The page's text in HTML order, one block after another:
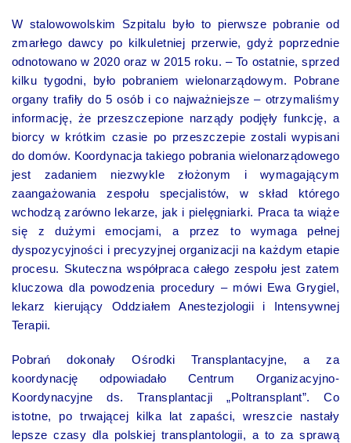
W stalowowolskim Szpitalu było to pierwsze pobranie od
zmarłego dawcy po kilkuletniej przerwie, gdyż poprzednie
odnotowano w 2020 oraz w 2015 roku. – To ostatnie, sprzed
kilku tygodni, było pobraniem wielonarządowym. Pobrane
organy trafiły do 5 osób i co najważniejsze – otrzymaliśmy
informację, że przeszczepione narządy podjęły funkcję, a
biorcy w krótkim czasie po przeszczepie zostali wypisani
do domów. Koordynacja takiego pobrania wielonarządowego
jest zadaniem niezwykle złożonym i wymagającym
zaangażowania zespołu specjalistów, w skład którego
wchodzą zarówno lekarze, jak i pielęgniarki. Praca ta wiąże
się z dużymi emocjami, a przez to wymaga pełnej
dyspozycyjności i precyzyjnej organizacji na każdym etapie
procesu. Skuteczna współpraca całego zespołu jest zatem
kluczowa dla powodzenia procedury – mówi Ewa Grygiel,
lekarz kierujący Oddziałem Anestezjologii i Intensywnej
Terapii.
Pobrań dokonały Ośrodki Transplantacyjne, a za
koordynację odpowiadało Centrum Organizacyjno-
Koordynacyjne ds. Transplantacji „Poltransplant”. Co
istotne, po trwającej kilka lat zapaści, wreszcie nastały
lepsze czasy dla polskiej transplantologii, a to za sprawą